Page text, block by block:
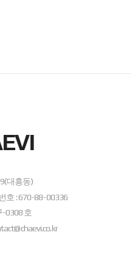
대흥동)
호 : 670-88-00336
0308 호